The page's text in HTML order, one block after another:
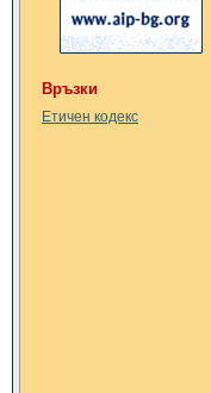
Връзки
Етичен кодекс